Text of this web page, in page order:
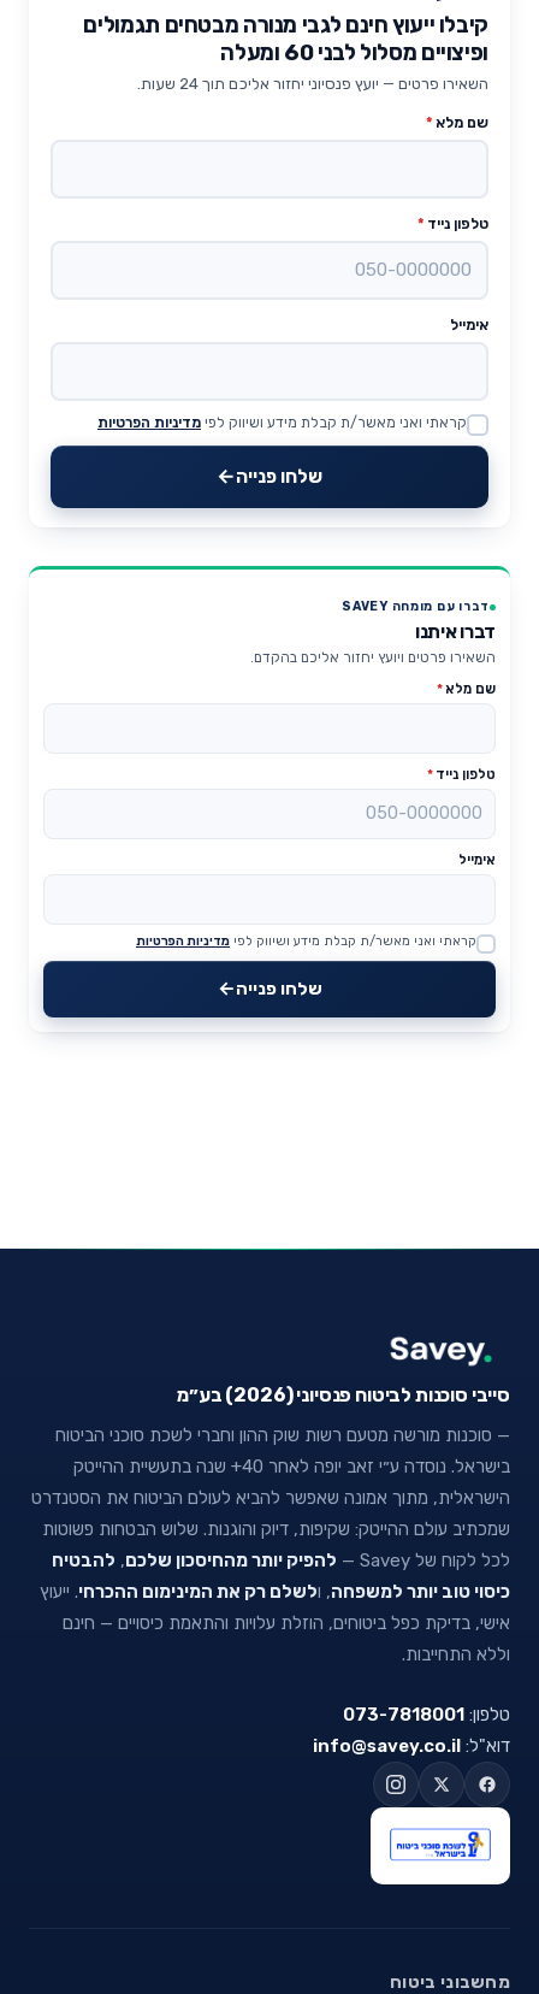
קיבלו ייעוץ חינם לגבי מנורה מבטחים תגמולים
ופיצויים מסלול לבני 60 ומעלה
השאירו פרטים — יועץ פנסיוני יחזור אליכם תוך 24 שעות.
שם מלא *
טלפון נייד *
אימייל
Website
קראתי ואני מאשר/ת קבלת מידע ושיווק לפי מדיניות הפרטיות
שלחו פנייה
דברו עם מומחה SAVEY
דברו איתנו
השאירו פרטים ויועץ יחזור אליכם בהקדם.
שם מלא*
טלפון נייד *
אימייל
Website
קראתי ואני מאשר/ת קבלת מידע ושיווק לפי מדיניות הפרטיות
שלחו פנייה
סייבי סוכנות לביטוח פנסיוני (2026) בע״מ
— סוכנות מורשה מטעם רשות שוק ההון וחברי לשכת סוכני הביטוח
בישראל. נוסדה ע״י זאב יופה לאחר 40+ שנה בתעשיית ההייטק
הישראלית, מתוך אמונה שאפשר להביא לעולם הביטוח את הסטנדרט
שמכתיב עולם ההייטק: שקיפות, דיוק והוגנות. שלוש הבטחות פשוטות
לכל לקוח של Savey —
להפיק יותר מהחיסכון שלכם, להבטיח
כיסוי טוב יותר למשפחה, ולשלם רק את המינימום ההכרחי. ייעוץ
אישי, בדיקת כפל ביטוחים, הוזלת עלויות והתאמת כיסויים — חינם
וללא התחייבות.
טלפון: 073-7818001
דוא"ל: info@savey.co.il
מחשבוני ביטוח